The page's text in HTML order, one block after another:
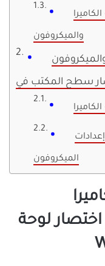
والميكروفون
الميكروفون
لوحة